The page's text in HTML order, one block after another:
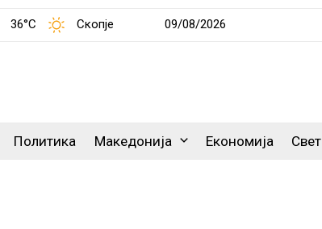
36°C Скопје 09/08/2026
Политика Македонија Економија Свет